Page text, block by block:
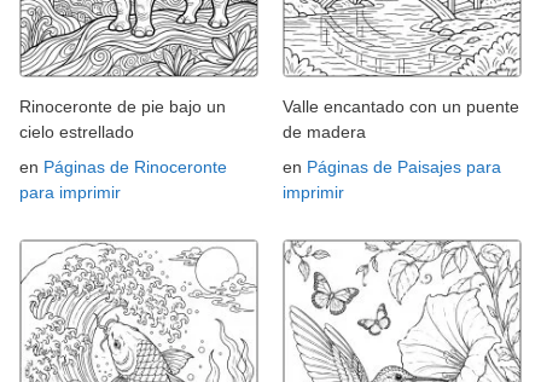
Rinoceronte de pie bajo un
cielo estrellado
en Páginas de Rinoceronte
para imprimir
Valle encantado con un puente
de madera
en Páginas de Paisajes para
imprimir